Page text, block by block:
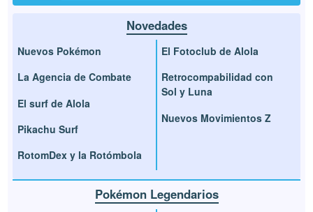
Novedades
Nuevos Pokémon
La Agencia de Combate
El surf de Alola
Pikachu Surf
RotomDex y la Rotómbola
El Fotoclub de Alola
Retrocompabilidad con
Sol y Luna
Nuevos Movimientos Z
Pokémon Legendarios